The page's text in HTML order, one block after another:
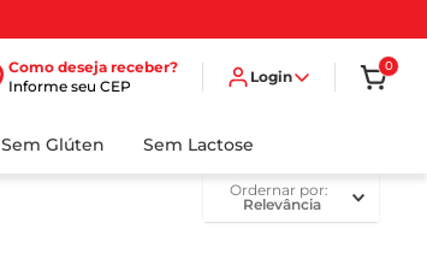
Como deseja receber?
Informe seu CEP
Login
0
Sem Glúten Sem Lactose
ordernar por
Relevância